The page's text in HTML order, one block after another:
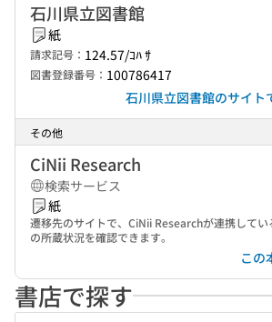
石川県立図書館
紙
請求記号： 124.57/ｺﾊ ｻ
図書登録番号： 100786417
石川県立図書館のサイト
その他
CiNii Research
検索サービス
紙
遷移先のサイトで、CiNii Researchが連携してい
の所蔵状況を確認できます。
この
書店で探す